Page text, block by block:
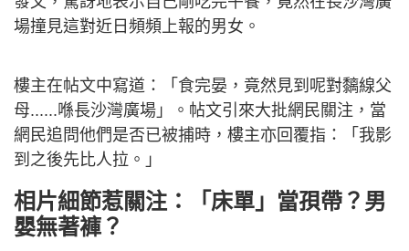
場撞見這對近日頻頻上報的男女。
樓主在帖文中寫道：「食完晏，竟然見到呢對黐線父
母......喺長沙灣廣場」。帖文引來大批網民關注，當
網民追問他們是否已被捕時，樓主亦回覆指：「我影
到之後先比人拉。」
相片細節惹關注：「床單」當孭帶？男
嬰無著褲？